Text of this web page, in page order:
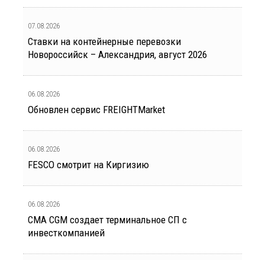
07.08.2026
Ставки на контейнерные перевозки
Новороссийск – Александрия, август 2026
06.08.2026
Обновлен сервис FREIGHTMarket
06.08.2026
FESCO смотрит на Киргизию
06.08.2026
CMA CGM создает терминальное СП с
инвесткомпанией